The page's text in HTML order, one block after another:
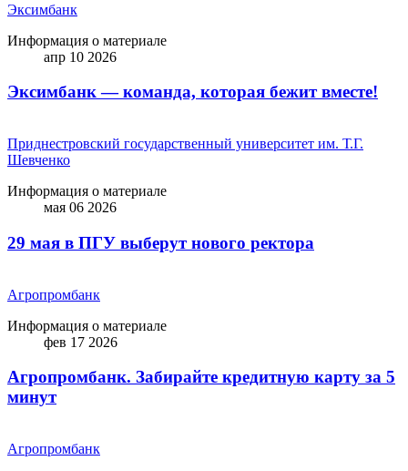
Эксимбанк
Информация о материале
апр 10 2026
Эксимбанк — команда, которая бежит вместе!
Приднестровский государственный университет им. Т.Г.
Шевченко
Информация о материале
мая 06 2026
29 мая в ПГУ выберут нового ректора
Агропромбанк
Информация о материале
фев 17 2026
Агропромбанк. Забирайте кредитную карту за 5
минут
Агропромбанк